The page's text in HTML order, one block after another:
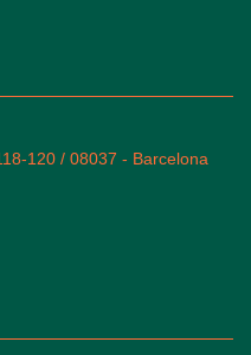
120 / 08037 - Barcelona